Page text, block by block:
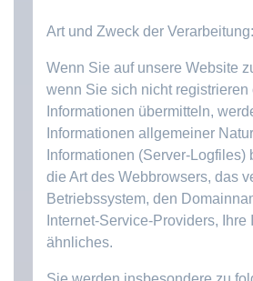
Art und Zweck der Verarbeitung:
Wenn Sie auf unsere Website
wenn Sie sich nicht registrieren
Informationen übermitteln,
Informationen allgemeiner
Informationen (Server-Logfiles)
die Art des Webbrowsers, das
Betriebssystem, den
Internet-Service-Providers, Ihre
ähnliches.